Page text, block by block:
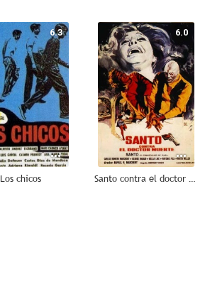
6.3
Los chicos
6.0
Santo contra el doctor Muerte